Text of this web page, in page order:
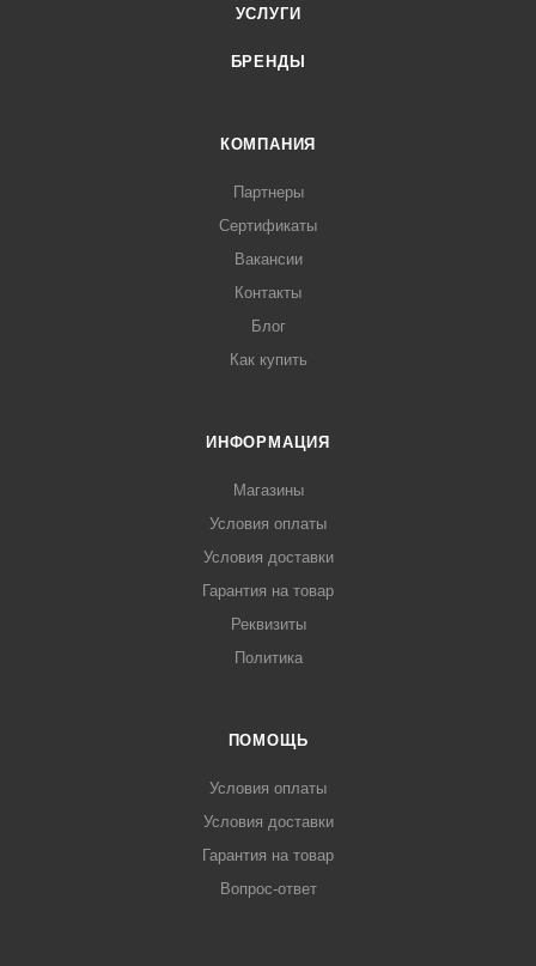
УСЛУГИ
БРЕНДЫ
КОМПАНИЯ
Партнеры
Сертификаты
Вакансии
Контакты
Блог
Как купить
ИНФОРМАЦИЯ
Магазины
Условия оплаты
Условия доставки
Гарантия на товар
Реквизиты
Политика
ПОМОЩЬ
Условия оплаты
Условия доставки
Гарантия на товар
Вопрос-ответ